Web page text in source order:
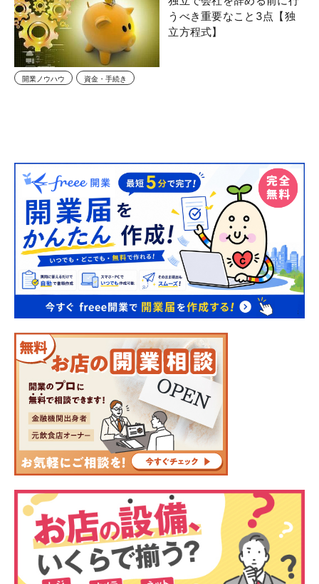
うべき重要なこと3点【独
立方程式】
開業ノウハウ 資金・手続き